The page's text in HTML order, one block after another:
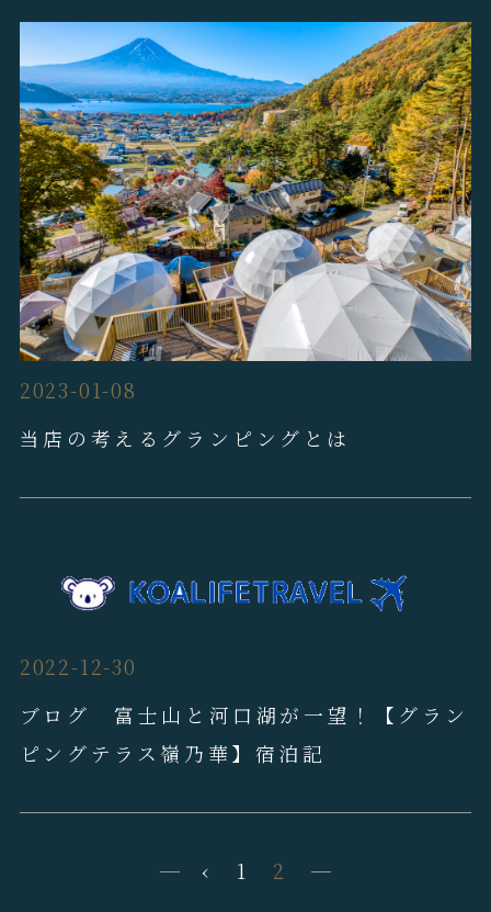
2023-01-08
当店の考えるグランピングとは
2022-12-30
ブログ 富士山と河口湖が一望！【グラン
ピングテラス嶺乃華】宿泊記
‹ 1 2